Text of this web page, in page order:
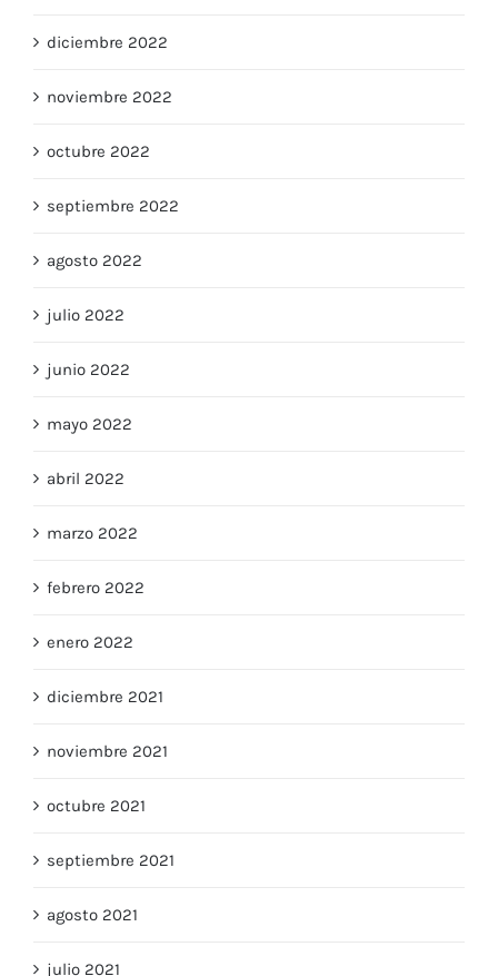
diciembre 2022
noviembre 2022
octubre 2022
septiembre 2022
agosto 2022
julio 2022
junio 2022
mayo 2022
abril 2022
marzo 2022
febrero 2022
enero 2022
diciembre 2021
noviembre 2021
octubre 2021
septiembre 2021
agosto 2021
julio 2021